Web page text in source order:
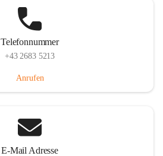
Telefonnummer
+43 2683 5213
Anrufen
E-Mail Adresse